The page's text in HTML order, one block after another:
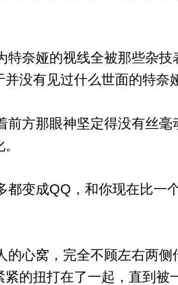
奈娅的视线全被那些杂技
没有见过什么世面的特奈
方那眼神坚定得没有丝毫
变成QQ，和你现在比一
心窝，完全不顾左右两侧
的扭打在了一起，直到被